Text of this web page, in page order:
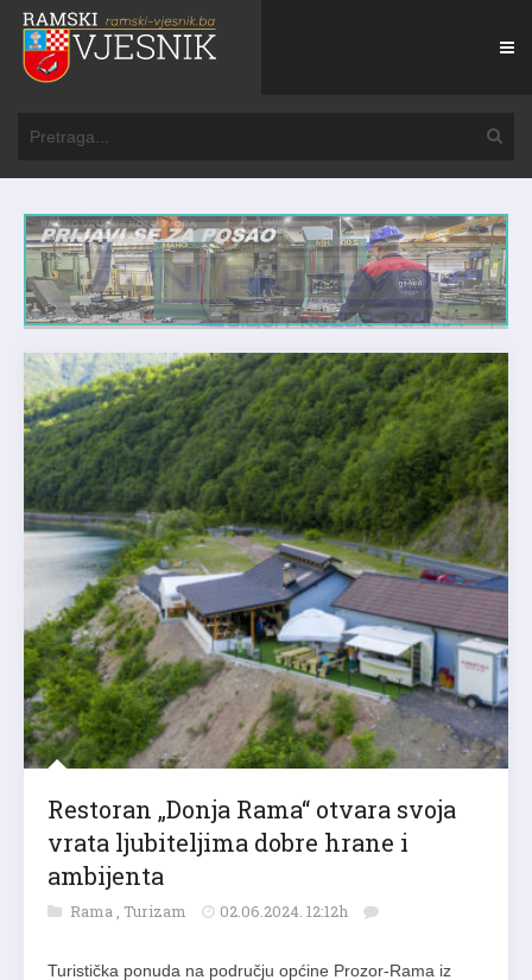
Restoran „Donja Rama“ otvara svoja
vrata ljubiteljima dobre hrane i
ambijenta
Rama, Turizam 02.06.2024. 12:12h
Turistička ponuda na području općine Prozor-Rama iz